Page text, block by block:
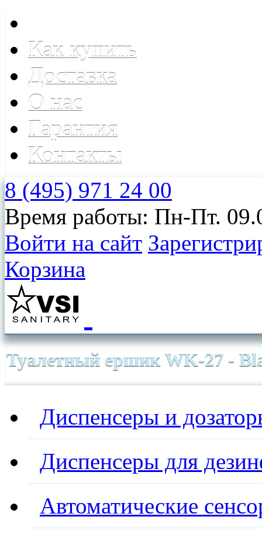
Как купить
Доставка
О нас
Гарантия
Контакты
8 (495) 971 24 00
Время работы: Пн-Пт.
Войти на сайт
Корзина
Туалетный ершик WK-27 -
Диспенсеры и
Диспенсеры для
Автоматические